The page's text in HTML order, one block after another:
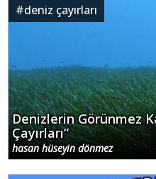
#deniz çayırları
Denizlerin Görünmez
Çayırları”
hasan hüseyin dönmez